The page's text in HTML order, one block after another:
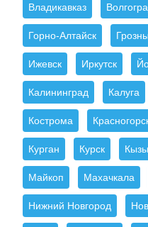
Владикавказ
Горно-Алтайск
Ижевск Иркутск
Калининград Калуга
Кострома
Курган Курск
Майкоп Махачкала
Нижний Новгород